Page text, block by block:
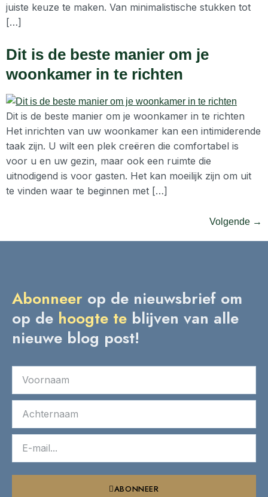
juiste keuze te maken. Van minimalistische stukken tot
[…]
Dit is de beste manier om je
woonkamer in te richten
Dit is de beste manier om je woonkamer in te richten
Het inrichten van uw woonkamer kan een intimiderende
taak zijn. U wilt een plek creëren die comfortabel is
voor u en uw gezin, maar ook een ruimte die
uitnodigend is voor gasten. Het kan moeilijk zijn om uit
te vinden waar te beginnen met […]
Volgende →
Abonneer op de nieuwsbrief om
op de hoogte te blijven van alle
nieuwe blog post!
ABONNEER